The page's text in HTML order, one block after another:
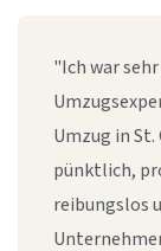
"Ich war
Umzug in
pünktlich,
reibungslos